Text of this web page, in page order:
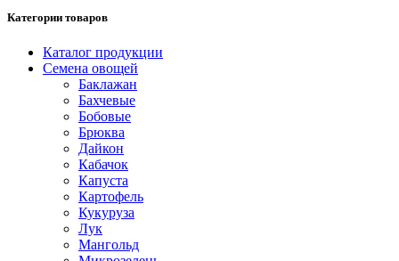
Категории товаров
Каталог продукции
Семена овощей
Баклажан
Бахчевые
Бобовые
Брюква
Дайкон
Кабачок
Капуста
Картофель
Кукуруза
Лук
Мангольд